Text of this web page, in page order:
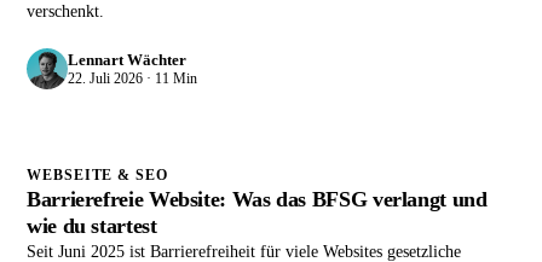
verschenkt.
Lennart Wächter
22. Juli 2026 · 11 Min
WEBSEITE & SEO
Barrierefreie Website: Was das BFSG verlangt und
wie du startest
Seit Juni 2025 ist Barrierefreiheit für viele Websites gesetzliche